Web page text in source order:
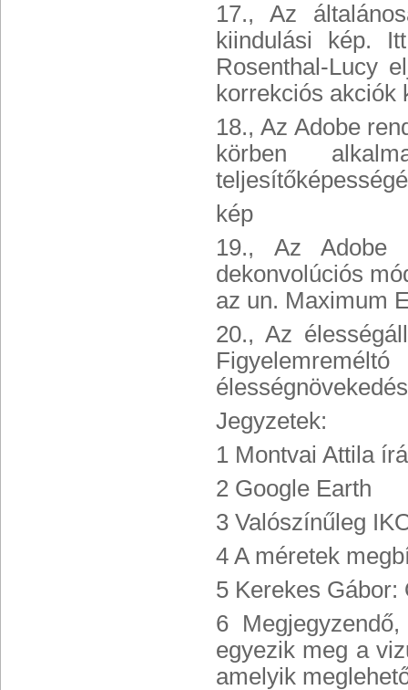
17., Az
kiindulási kép.
Rosenthal-Lucy
korrekciós akciók
18., Az Adobe
körben
kép
19., Az Adobe
dekonvolúciós
az un. Maximum
20., Az
Jegyzetek:
1 Montvai Attila
2 Google Earth
3 Valószínűleg
4 A méretek
5 Kerekes Gábor:
6
egyezik meg a
amelyik